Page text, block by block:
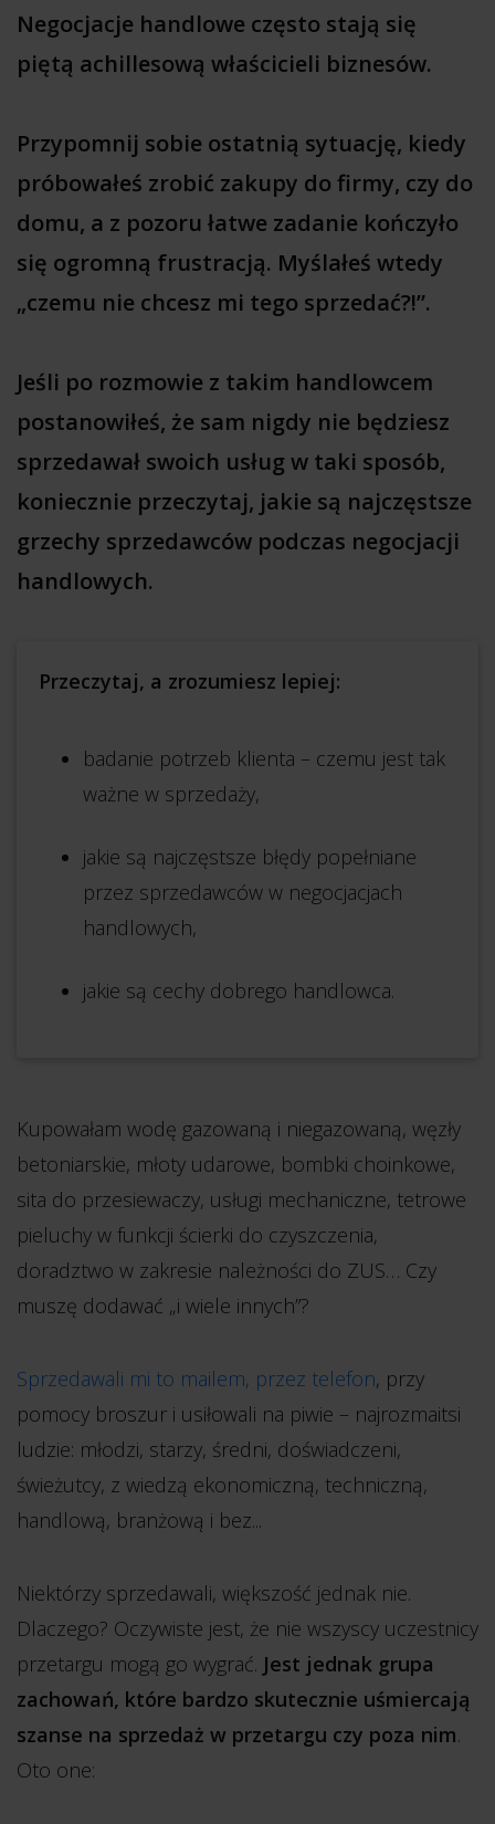
Negocjacje handlowe często stają się
piętą achillesową właścicieli biznesów.
Przypomnij sobie ostatnią sytuację, kiedy
próbowałeś zrobić zakupy do firmy, czy do
domu, a z pozoru łatwe zadanie kończyło
się ogromną frustracją. Myślałeś wtedy
„czemu nie chcesz mi tego sprzedać?!”.
Jeśli po rozmowie z takim handlowcem
postanowiłeś, że sam nigdy nie będziesz
sprzedawał swoich usług w taki sposób,
koniecznie przeczytaj, jakie są najczęstsze
grzechy sprzedawców podczas negocjacji
handlowych.
Przeczytaj, a zrozumiesz lepiej:
badanie potrzeb klienta – czemu jest tak
ważne w sprzedaży,
jakie są najczęstsze błędy popełniane
przez sprzedawców w negocjacjach
handlowych,
jakie są cechy dobrego handlowca.
Kupowałam wodę gazowaną i niegazowaną, węzły
betoniarskie, młoty udarowe, bombki choinkowe,
sita do przesiewaczy, usługi mechaniczne, tetrowe
pieluchy w funkcji ścierki do czyszczenia,
doradztwo w zakresie należności do ZUS… Czy
muszę dodawać „i wiele innych”?
Sprzedawali mi to mailem, przez telefon, przy
pomocy broszur i usiłowali na piwie – najrozmaitsi
ludzie: młodzi, starzy, średni, doświadczeni,
świeżutcy, z wiedzą ekonomiczną, techniczną,
handlową, branżową i bez...
Niektórzy sprzedawali, większość jednak nie.
Dlaczego? Oczywiste jest, że nie wszyscy uczestnicy
przetargu mogą go wygrać. Jest jednak grupa
zachowań, które bardzo skutecznie uśmiercają
szanse na sprzedaż w przetargu czy poza nim.
Oto one: